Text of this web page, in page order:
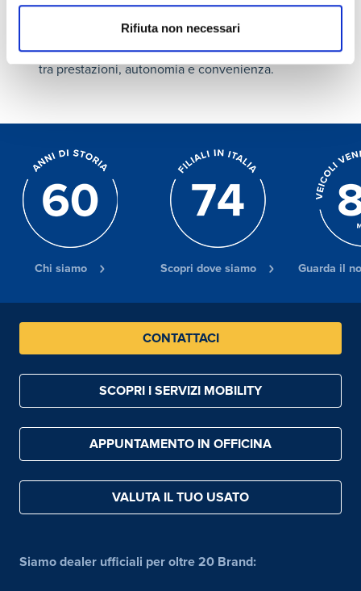
Rifiuta non necessari
Valutare capacità, chimica e infrastrutture di
ricarica ti permetterà di trovare il giusto equilibrio
tra prestazioni, autonomia e convenienza.
Chi siamo Scopri dove siamo Guarda il
CONTATTACI
SCOPRI I SERVIZI MOBILITY
APPUNTAMENTO IN OFFICINA
VALUTA IL TUO USATO
Siamo dealer ufficiali per oltre 20 Brand: